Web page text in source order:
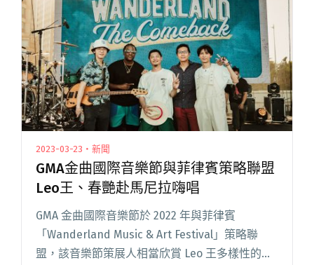
基礎，與詩人、閱讀全文 "鴻鴻、謝明諺領軍 台
灣第一張爵士詩專輯《爵士詩靈魂夜》"
2023-03-23・新聞
GMA金曲國際音樂節與菲律賓策略聯盟
Leo王、春艷赴馬尼拉嗨唱
GMA 金曲國際音樂節於 2022 年與菲律賓
「Wanderland Music & Art Festival」策略聯
盟，該音樂節策展人相當欣賞 Leo 王多樣性的音